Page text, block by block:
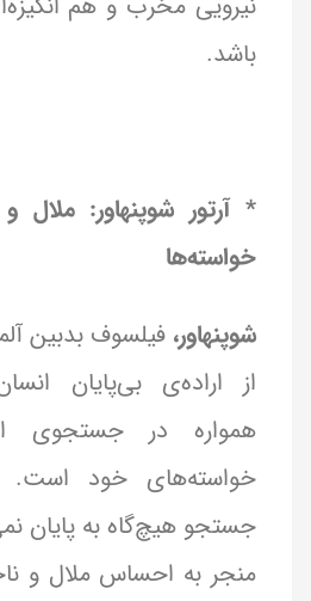
باشد.
* آرتور شوپنهاور: ملال
خواسته‌ها
شوپنهاور، فیلسوف بدبین
از اراده‌ی بی‌پایان
همواره در جستجوی
خواسته‌های خود است.
جستجو هیچ‌گاه به پایان
منجر به احساس ملال و